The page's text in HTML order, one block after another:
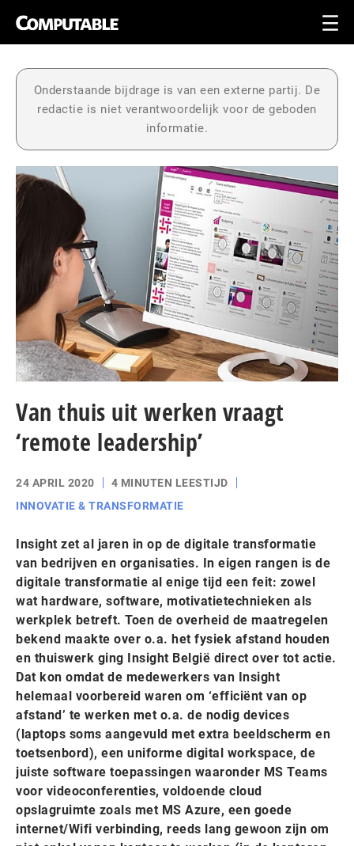
Onderstaande bijdrage is van een externe partij. De
redactie is niet verantwoordelijk voor de geboden
informatie.
Van thuis uit werken vraagt
‘remote leadership’
24 APRIL 2020
4 MINUTEN LEESTIJD
INNOVATIE & TRANSFORMATIE
Insight zet al jaren in op de digitale transformatie
van bedrijven en organisaties. In eigen rangen is de
digitale transformatie al enige tijd een feit: zowel
wat hardware, software, motivatietechnieken als
werkplek betreft. Toen de overheid de maatregelen
bekend maakte over o.a. het fysiek afstand houden
en thuiswerk ging Insight België direct over tot actie.
Dat kon omdat de medewerkers van Insight
helemaal voorbereid waren om ‘efficiënt van op
afstand’ te werken met o.a. de nodig devices
(laptops soms aangevuld met extra beeldscherm en
toetsenbord), een uniforme digital workspace, de
juiste software toepassingen waaronder MS Teams
voor videoconferenties, voldoende cloud
opslagruimte zoals met MS Azure, een goede
internet/Wifi verbinding, reeds lang gewoon zijn om